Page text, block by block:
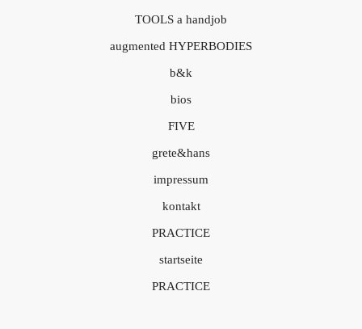
TOOLS a handjob
augmented HYPERBODIES
b&k
bios
FIVE
grete&hans
impressum
kontakt
PRACTICE
startseite
PRACTICE